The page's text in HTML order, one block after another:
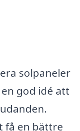
solpaneler
god idé att
få en bättre